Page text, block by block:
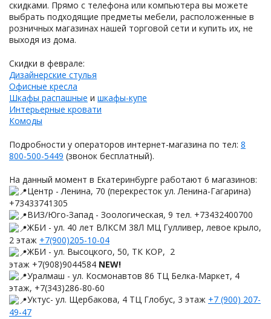
скидками. Прямо с телефона или компьютера вы можете
выбрать подходящие предметы мебели, расположенные в
розничных магазинах нашей торговой сети и купить их, не
выходя из дома.
Скидки в феврале:
Дизайнерские стулья
Офисные кресла
Шкафы распашные и шкафы-купе
Интерьерные кровати
Комоды
Подробности у операторов интернет-магазина по тел: 8
800-500-5449 (звонок бесплатный).
На данный момент в Екатеринбурге работают 6 магазинов:
Центр - Ленина, 70 (перекресток ул. Ленина-Гагарина)
+73433741305
ВИЗ/Юго-Запад - Зоологическая, 9 тел. +73432400700
ЖБИ - ул. 40 лет ВЛКСМ 38Л МЦ Гулливер, левое крыло,
2 этаж +7(900)205-10-04
ЖБИ - ул. Высоцкого, 50, ТК КОР, 2
этаж +7(908)9044584 NEW!
Уралмаш - ул. Космонавтов 86 ТЦ Белка-Маркет, 4
этаж, +7(343)286-80-60
Уктус- ул. Щербакова, 4 ТЦ Глобус, 3 этаж +7 (900) 207-
49-47